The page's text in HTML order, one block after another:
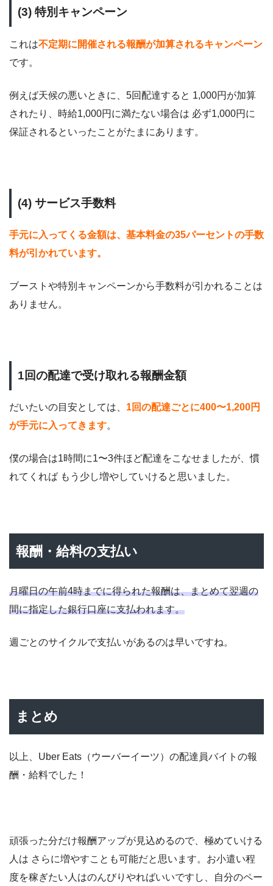
(3) 特別キャンペーン
これは不定期に開催される報酬が加算されるキャンペーン
です。
例えば天候の悪いときに、5回配達すると 1,000円が加算
されたり、時給1,000円に満たない場合は 必ず1,000円に
保証されるといったことがたまにあります。
(4) サービス手数料
手元に入ってくる金額は、基本料金の35パーセントの手数
料が引かれています。
ブーストや特別キャンペーンから手数料が引かれることは
ありません。
1回の配達で受け取れる報酬金額
だいたいの目安としては、 1回の配達ごとに400〜1,200円
が手元に入ってきます。
僕の場合は1時間に1〜3件ほど配達をこなせましたが、慣
れてくれば もう少し増やしていけると思いました。
報酬・給料の支払い
月曜日の午前4時までに得られた報酬は、まとめて翌週の
間に指定した銀行口座に支払われます。
週ごとのサイクルで支払いがあるのは早いですね。
まとめ
以上、Uber Eats（ウーバーイーツ）の配達員バイトの報
酬・給料でした！
頑張った分だけ報酬アップが見込めるので、極めていける
人は さらに増やすことも可能だと思います。お小遣い程
度を稼ぎたい人はのんびりやればいいですし、自分のペー